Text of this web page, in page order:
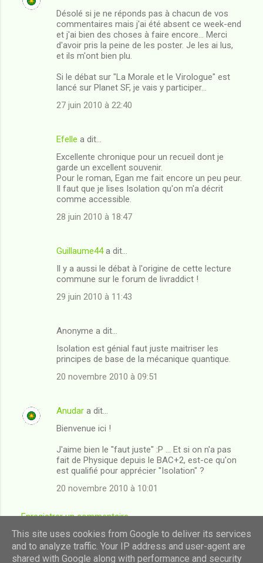
Désolé si je ne réponds pas à chacun de vos
commentaires mais j'ai été absent ce week-end
et j'ai bien des choses à faire encore... Merci
d'avoir pris la peine de les poster. Je les ai lus,
et ils m'ont bien plu.
Si le débat sur "La Morale et le Virologue" est
lancé sur Planet SF, je vais y participer...
27 juin 2010 à 22:40
Efelle a dit…
Excellente chronique pour un recueil dont je
garde un excellent souvenir.
Pour le roman, Egan me fait encore un peu peur.
Il faut que je lises Isolation qu'on m'a décrit
comme accessible.
28 juin 2010 à 18:47
Guillaume44a dit…
Il y a aussi le débat à l'origine de cette lecture
commune sur le forum de livraddict !
29 juin 2010 à 11:43
Anonyme a dit…
Isolation est génial faut juste maitriser les
principes de base de la mécanique quantique.
20 novembre 2010 à 09:51
Anudar a dit…
Bienvenue ici !
J'aime bien le "faut juste" :P ... Et si on n'a pas
fait de Physique depuis le BAC+2, est-ce qu'on
est qualifié pour apprécier "Isolation" ?
20 novembre 2010 à 10:01
Enregistrer un commentaire
This site uses cookies from Google to deliver its services
and to analyze traffic. Your IP address and user-agent are
shared with Google along with performance and security